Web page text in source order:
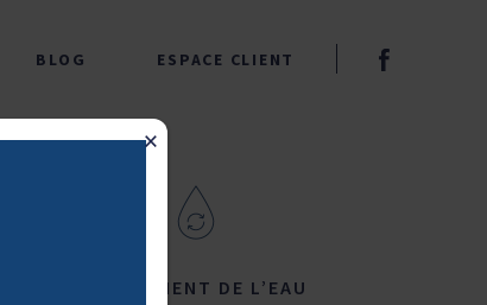
BLOG ESPACE CLIENT
TRAITEMENT DE L’EAU
×